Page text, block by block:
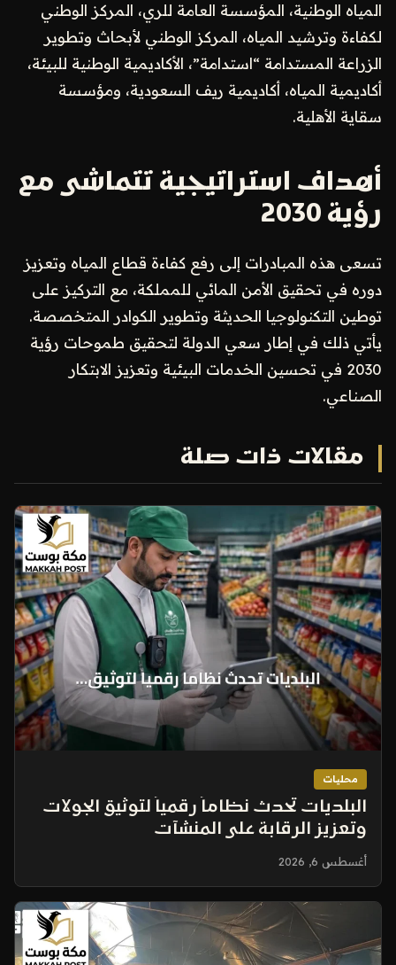
المياه الوطنية، المؤسسة العامة للري، المركز الوطني
لكفاءة وترشيد المياه، المركز الوطني لأبحاث وتطوير
الزراعة المستدامة “استدامة”، الأكاديمية الوطنية للبيئة،
أكاديمية المياه، أكاديمية ريف السعودية، ومؤسسة
سقاية الأهلية.
أهداف استراتيجية تتماشى مع
رؤية 2030
تسعى هذه المبادرات إلى رفع كفاءة قطاع المياه وتعزيز
دوره في تحقيق الأمن المائي للمملكة، مع التركيز على
توطين التكنولوجيا الحديثة وتطوير الكوادر المتخصصة.
يأتي ذلك في إطار سعي الدولة لتحقيق طموحات رؤية
2030 في تحسين الخدمات البيئية وتعزيز الابتكار
الصناعي.
مقالات ذات صلة
محليات
البلديات تُحدث نظاماً رقمياً لتوثيق الجولات
وتعزيز الرقابة على المنشآت
أغسطس 6, 2026